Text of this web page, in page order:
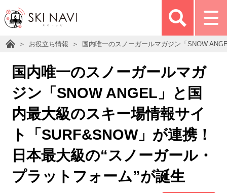
お役立ち情報 国内唯一のスノーガールマガジン「SNOW
国内唯一のスノーガールマガ
ジン「SNOW ANGEL」と国
内最大級のスキー場情報サイ
ト「SURF&SNOW」が連携！
日本最大級の“スノーガール・
プラットフォーム”が誕生